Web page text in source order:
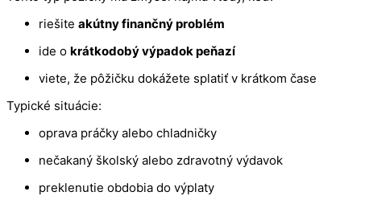
riešite akútny finančný problém
ide o krátkodobý výpadok peňazí
viete, že pôžičku dokážete splatiť v krátkom čase
Typické situácie:
oprava práčky alebo chladničky
nečakaný školský alebo zdravotný výdavok
preklenutie obdobia do výplaty